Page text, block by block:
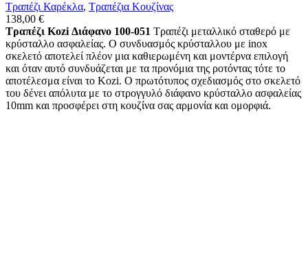
Τραπέζι Καρέκλα, Tραπέζια Κουζίνας
138,00 €
Τραπέζι Kozi Διάφανο 100-051 Τραπέζι μεταλλικό σταθερό με
κρύσταλλο ασφαλείας. Ο συνδυασμός κρύσταλλου με inox
σκελετό αποτελεί πλέον μια καθιερωμένη και μοντέρνα επιλογή
και όταν αυτό συνδυάζεται με τα προνόμια της ροτόντας τότε το
αποτέλεσμα είναι το Κozi. Ο πρωτότυπος σχεδιασμός στο σκελετό
του δένει απόλυτα με το στρογγυλό διάφανο κρύσταλλο ασφαλείας
10mm και προσφέρει στη κουζίνα σας αρμονία και ομορφιά.